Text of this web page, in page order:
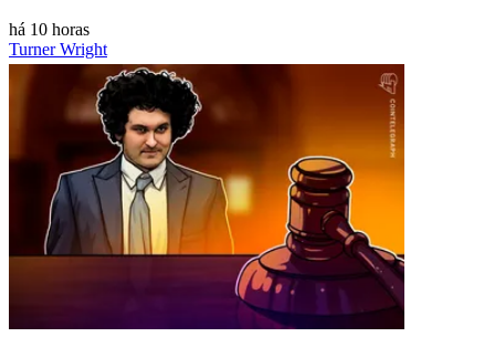
há 10 horas
Turner Wright